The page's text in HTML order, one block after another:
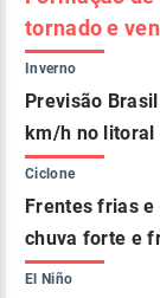
tornado e
Inverno
Previsão
km/h no litoral
Ciclone
Frentes frias
chuva forte e
El Niño